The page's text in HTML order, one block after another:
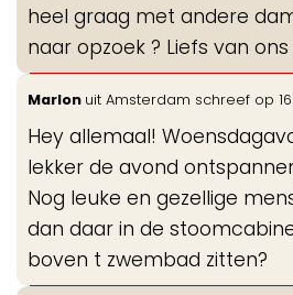
heel graag met andere
naar opzoek ? Liefs van ons
Marlon uit Amsterdam schreef op
Hey allemaal!
lekker de avond
Nog leuke en gezellige
dan daar in de
boven t zwembad zitten?